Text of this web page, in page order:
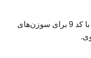
علامت اختصاری برای سوزن‌های کاتینگ با کد 9 برای سوزن‌های